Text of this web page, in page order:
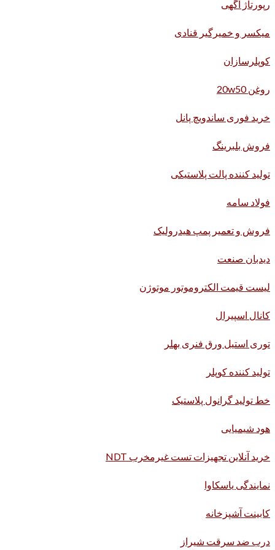
رپورتاژ آگهی
میکسر و خمیرگیر قنادی
کوپلرسازان
روغن 20w50
خرید فوری ساندویچ پانل
فروش بلبرینگ
تولید کننده پالت پلاستیکی
فولاد سامه
فروش و تعمیر پمپ هیدرولیک
دیدبان صنعت
لیست قیمت الکتروموتور موتوژن
کانال اسپیرال
توری استیل ورق فنری بهلر
تولید کننده کوپلر
خط تولید گرانول پلاستیک
هود شیمیایی
خرید آنلاین تجهیزات تست غیرمخرب NDT
نمایندگی یاسکاوا
کابینت آشپزخانه
درب ضد سرقت شیراز